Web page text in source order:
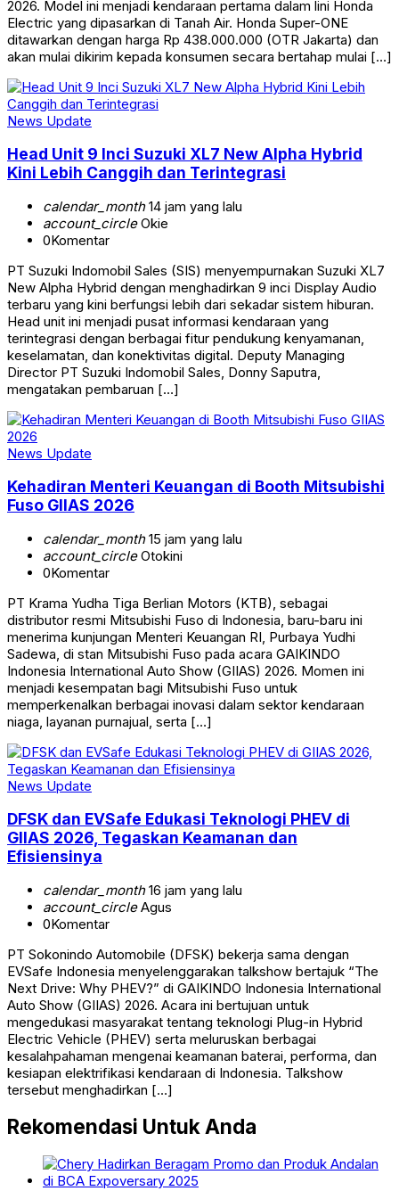
2026. Model ini menjadi kendaraan pertama dalam lini Honda
Electric yang dipasarkan di Tanah Air. Honda Super-ONE
ditawarkan dengan harga Rp 438.000.000 (OTR Jakarta) dan
akan mulai dikirim kepada konsumen secara bertahap mulai […]
News Update
Head Unit 9 Inci Suzuki XL7 New Alpha Hybrid
Kini Lebih Canggih dan Terintegrasi
calendar_month14 jam yang lalu
account_circleOkie
0Komentar
PT Suzuki Indomobil Sales (SIS) menyempurnakan Suzuki XL7
New Alpha Hybrid dengan menghadirkan 9 inci Display Audio
terbaru yang kini berfungsi lebih dari sekadar sistem hiburan.
Head unit ini menjadi pusat informasi kendaraan yang
terintegrasi dengan berbagai fitur pendukung kenyamanan,
keselamatan, dan konektivitas digital. Deputy Managing
Director PT Suzuki Indomobil Sales, Donny Saputra,
mengatakan pembaruan […]
News Update
Kehadiran Menteri Keuangan di Booth Mitsubishi
Fuso GIIAS 2026
calendar_month15 jam yang lalu
account_circleOtokini
0Komentar
PT Krama Yudha Tiga Berlian Motors (KTB), sebagai
distributor resmi Mitsubishi Fuso di Indonesia, baru-baru ini
menerima kunjungan Menteri Keuangan RI, Purbaya Yudhi
Sadewa, di stan Mitsubishi Fuso pada acara GAIKINDO
Indonesia International Auto Show (GIIAS) 2026. Momen ini
menjadi kesempatan bagi Mitsubishi Fuso untuk
memperkenalkan berbagai inovasi dalam sektor kendaraan
niaga, layanan purnajual, serta […]
News Update
DFSK dan EVSafe Edukasi Teknologi PHEV di
GIIAS 2026, Tegaskan Keamanan dan
Efisiensinya
calendar_month16 jam yang lalu
account_circleAgus
0Komentar
PT Sokonindo Automobile (DFSK) bekerja sama dengan
EVSafe Indonesia menyelenggarakan talkshow bertajuk “The
Next Drive: Why PHEV?” di GAIKINDO Indonesia International
Auto Show (GIIAS) 2026. Acara ini bertujuan untuk
mengedukasi masyarakat tentang teknologi Plug-in Hybrid
Electric Vehicle (PHEV) serta meluruskan berbagai
kesalahpahaman mengenai keamanan baterai, performa, dan
kesiapan elektrifikasi kendaraan di Indonesia. Talkshow
tersebut menghadirkan […]
Rekomendasi Untuk Anda